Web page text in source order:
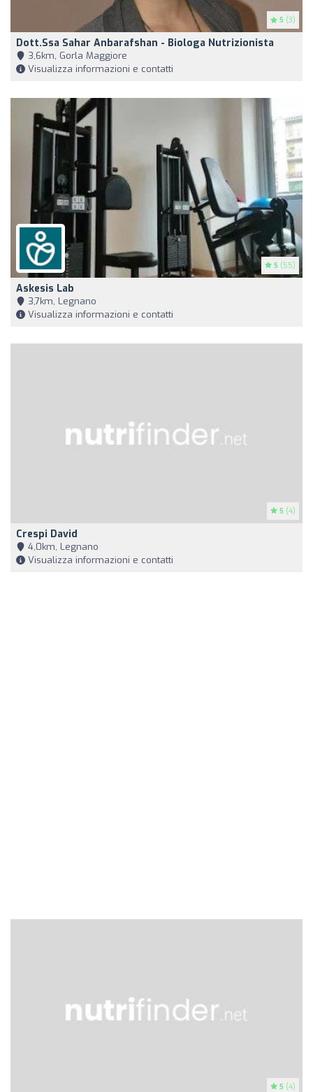
5 (3)
Dott.ssa Sahar Anbarafshan - Biologa Nutrizionista
3,6km, Gorla Maggiore
Visualizza informazioni e contatti
5 (55)
Askesis Lab
3,7km, Legnano
Visualizza informazioni e contatti
5 (4)
Crespi David
4,0km, Legnano
Visualizza informazioni e contatti
5 (4)